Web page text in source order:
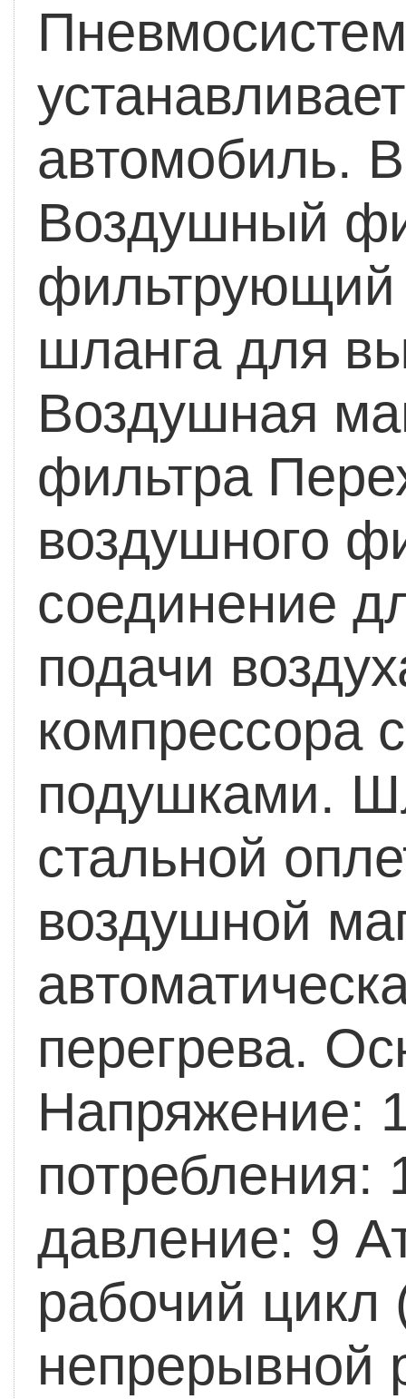
автомобиль.
Воздушный
фильтрующий
шланга для
Воздушная
фильтра
воздушного
соединение
подачи
компрессора
подушками.
стальной
воздушной
перегрева.
Напряжение:
потребления:
давление: 9
рабочий цикл
непрерывной